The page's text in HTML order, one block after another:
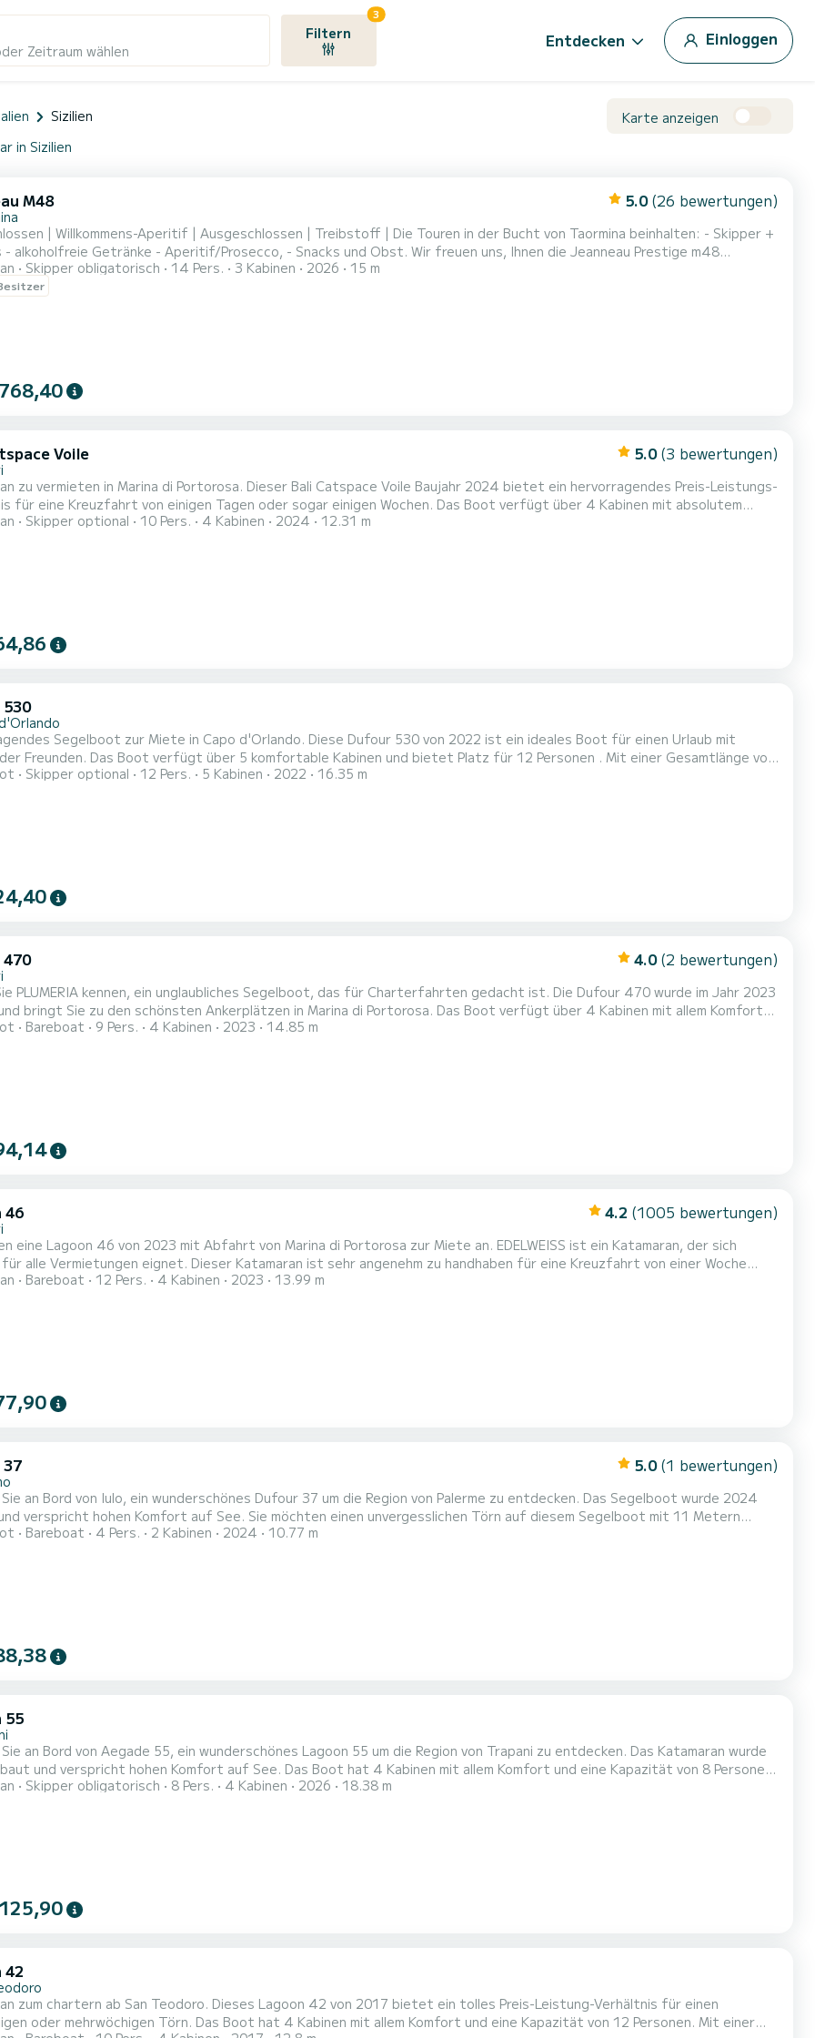
Zeitraum wählen
Filtern
3
Entdecken Einloggen
Sizilien Karte anzeigen
in Sizilien
M48 5.0 (26 bewertungen)
| Willkommens-Aperitif | Ausgeschlossen | Treibstoff | Die Touren in der Bucht von Taormina beinhalten: - Skipper +
alkoholfreie Getränke - Aperitif/Prosecco, - Snacks und Obst. Wir freuen uns, Ihnen die Jeanneau Prestige m48
ein Luxusboot, das maximalen Komfort und Entspannung während Ihres Urlaubs auf See bietet. - Zwei Doppelkabinen,
für Schlafplätze - Zwei Bäder, beide mit Duschkabine und Toilette, - Bug und Heck Sonnendeck mit Sonnenschut...
Skipper obligatorisch 14 Pers. 3 Kabinen 2026 15 m
Voile 5.0 (3 bewertungen)
zu vermieten in Marina di Portorosa. Dieser Bali Catspace Voile Baujahr 2024 bietet ein hervorragendes Preis-Leistungs-
Kreuzfahrt von einigen Tagen oder sogar einigen Wochen. Das Boot verfügt über 4 Kabinen mit absolutem
einer Kapazität von 10 Passagieren. Mit einer Gesamtlänge von 12 Metern und 80 PS wird es Ihr bester Freund sein,
Skipper optional 10 Pers. 4 Kabinen 2024 12.31 m
Segelboot zur Miete in Capo d'Orlando. Diese Dufour 530 von 2022 ist ein ideales Boot für einen Urlaub mit
Kabinen und bietet Platz für 12 Personen . Mit einer Gesamtlänge von
wird es Ihr bester Verbündeter sein, um einen außergewöhnlichen Urlaub auf dem Wasser in der Nähe von Capo
Skipper optional 12 Pers. 5 Kabinen 2022 16.35 m
4.0 (2 bewertungen)
PLUMERIA kennen, ein unglaubliches Segelboot, das für Charterfahrten gedacht ist. Die Dufour 470 wurde im Jahr 2023
Sie zu den schönsten Ankerplätzen in Marina di Portorosa. Das Boot verfügt über 4 Kabinen mit allem Komfort
Platz für 9 Passagiere. Mit einer Gesamtlänge von 15 Metern und 75 PS wird es Ihr bester Freund sein, wenn Sie
Bareboat 9 Pers. 4 Kabinen 2023 14.85 m
46 4.2 (1005 bewertungen)
eine Lagoon 46 von 2023 mit Abfahrt von Marina di Portorosa zur Miete an. EDELWEISS ist ein Katamaran, der sich
alle Vermietungen eignet. Dieser Katamaran ist sehr angenehm zu handhaben für eine Kreuzfahrt von einer Woche
der Kreuzfahrt.
Bareboat 12 Pers. 4 Kabinen 2023 13.99 m
5.0 (1 bewertungen)
Sie an Bord von Iulo, ein wunderschönes Dufour 37 um die Region von Palerme zu entdecken. Das Segelboot wurde 2024
Komfort auf See. Sie möchten einen unvergesslichen Törn auf diesem Segelboot mit 11 Metern
Sie können mit bis zu 4 Personen an Bord kommen und die 2 komfortablen Kabinen genießen. Für Ihren Komfort
Bareboat 4 Pers. 2 Kabinen 2024 10.77 m
55
Sie an Bord von Aegade 55, ein wunderschönes Lagoon 55 um die Region von Trapani zu entdecken. Das Katamaran wurde
hohen Komfort auf See. Das Boot hat 4 Kabinen mit allem Komfort und eine Kapazität von 8 Personen.
Gesamtlänge von 18 Metern wird es Ihr perfekter Begleiter sein, um einen einzigartigen Urlaub auf dem Wasser in der
Skipper obligatorisch 8 Pers. 4 Kabinen 2026 18.38 m
42
zum chartern ab San Teodoro. Dieses Lagoon 42 von 2017 bietet ein tolles Preis-Leistung-Verhältnis für einen
Törn. Das Boot hat 4 Kabinen mit allem Komfort und eine Kapazität von 12 Personen. Mit einer